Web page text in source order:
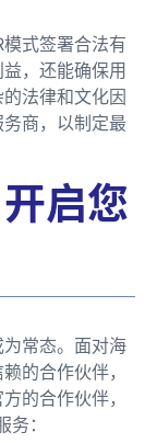
式签署合法有
，还能确保用
法律和文化因
商，以制定最
启您
常态。面对海
的合作伙伴，
的合作伙伴，
：